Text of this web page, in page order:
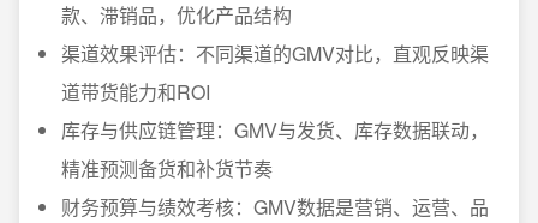
款、滞销品，优化产品结构
渠道效果评估：不同渠道的GMV对比，直观反映渠
道带货能力和ROI
库存与供应链管理：GMV与发货、库存数据联动，
精准预测备货和补货节奏
财务预算与绩效考核：GMV数据是营销、运营、品